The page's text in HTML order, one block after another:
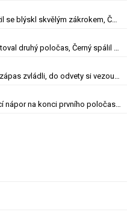
ONLINE: Hradec - Besiktas 0:0. Zadražil se blýskl skvělým zákrokem, Černý nedal tutovku
ONLINE: Hradec - Besiktas 0:0. Odstartoval druhý poločas, Černý spálil obrovskou šanci
Jablonec – RFS 2:0. Severočeši první zápas zvládli, do odvety si vezou nadějný náskok
ONLINE: Hradec - Besiktas 0:0. Domácí nápor na konci prvního poločasu, branka zatím nepadla